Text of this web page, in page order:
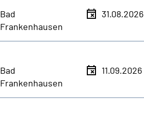
Bad
Frankenhausen
31.08.2026
Bad
Frankenhausen
11.09.2026